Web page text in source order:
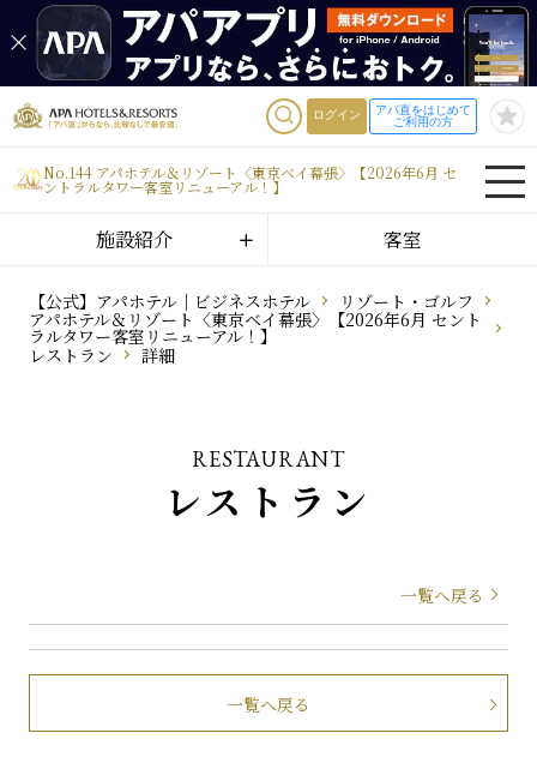
ログイン
アパ直をはじめて
ご利用の方
No.144 アパホテル＆リゾート〈東京ベイ幕張〉【2026年6月 セ
ントラルタワー客室リニューアル！】
施設紹介 客室
【公式】アパホテル｜ビジネスホテル リゾート・ゴルフ
アパホテル＆リゾート〈東京ベイ幕張〉【2026年6月 セント
ラルタワー客室リニューアル！】
レストラン
詳細
RESTAURANT
レストラン
一覧へ戻る
一覧へ戻る